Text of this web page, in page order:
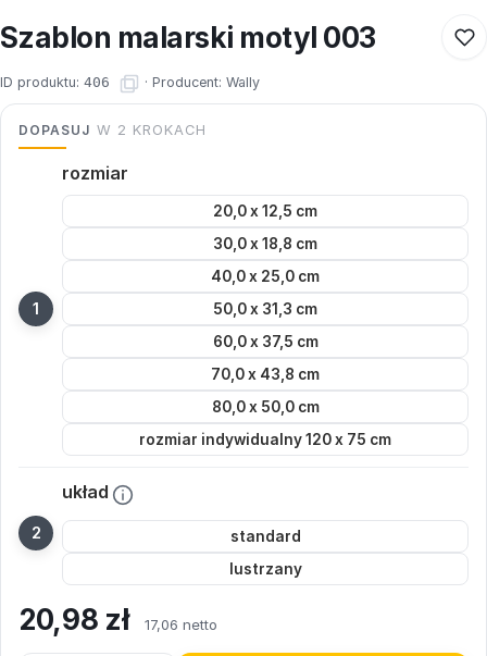
Szablon malarski motyl 003
ID produktu: 406 · Producent: Wally
DOPASUJ W 2 KROKACH
rozmiar
20,0 x 12,5 cm
30,0 x 18,8 cm
40,0 x 25,0 cm
50,0 x 31,3 cm
60,0 x 37,5 cm
70,0 x 43,8 cm
80,0 x 50,0 cm
rozmiar indywidualny 120 x 75 cm
układ
standard
lustrzany
20,98 zł 17,06 netto